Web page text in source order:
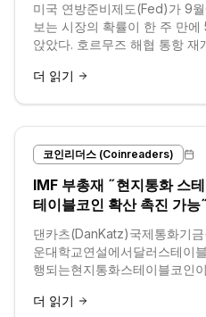
미국 연방준비제도(Fed)가 9
보는 시장의 확률이 한 주 만
앉았다. 호르무즈 해협 통항 재
든...
더 읽기
코인리더스 (Coinreaders)
IMF 부총재 ˝현지통화 스
테이블코인 확산 촉진 가능
댄카츠(DanKatz)국제통화기
운대학교연설에서달러스테이
행되는현지통화스테이블코인
더 읽기